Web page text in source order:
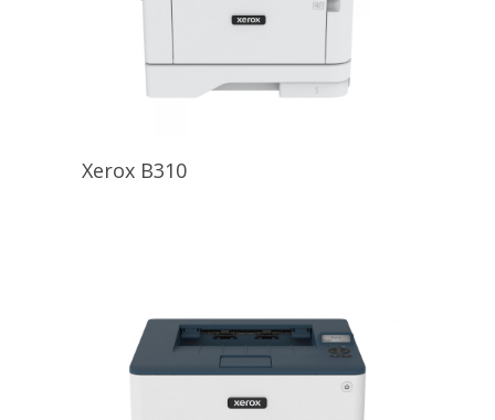
VER DETALLES
Xerox B310
VER DETALLES